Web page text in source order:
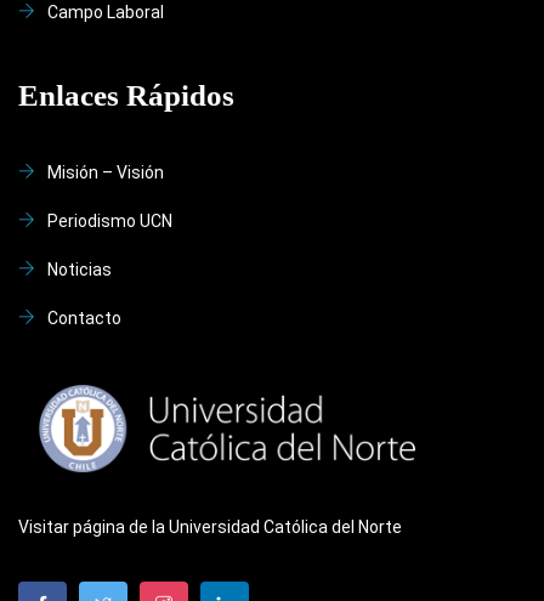
Campo Laboral
Enlaces Rápidos
Misión – Visión
Periodismo UCN
Noticias
Contacto
Visitar página de la Universidad Católica del Norte